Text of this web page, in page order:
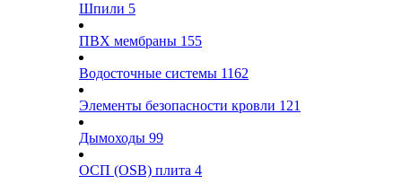
Шпили 5
ПВХ мембраны 155
Водосточные системы 1162
Элементы безопасности кровли 121
Дымоходы 99
ОСП (OSB) плита 4